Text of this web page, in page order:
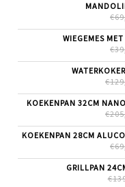
€
WIEGEMES
€
€
KOEKENPAN 32CM
€
KOEKENPAN 28CM
€
GRILLPAN
€